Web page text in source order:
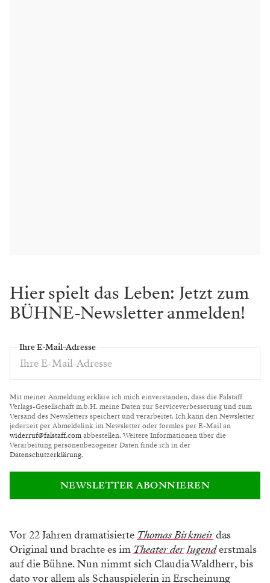
Hier spielt das Leben: Jetzt zum
BÜHNE-Newsletter anmelden!
Ihre E-Mail-Adresse
Mit meiner Anmeldung erkläre ich mich einverstanden, dass die Falstaff
Verlags-Gesellschaft m.b.H. meine Daten zur Serviceverbesserung und zum
Versand des Newsletters speichert und verarbeitet. Ich kann den Newsletter
jederzeit per Abmeldelink im Newsletter oder formlos per E-Mail an
widerruf@falstaff.comabbestellen. Weitere Informationen über die
Verarbeitung personenbezogener Daten finde ich in der
Datenschutzerklärung.
NEWSLETTER ABONNIEREN
Vor 22 Jahren dramatisierte Thomas Birkmeirdas
Original und brachte es im Theater der Jugenderstmals
auf die Bühne. Nun nimmt sich Claudia Waldherr, bis
dato vor allem als Schauspielerin in Erscheinung